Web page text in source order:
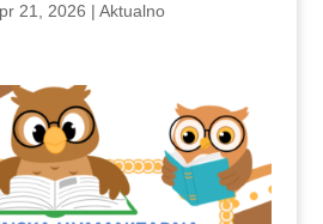
21, 2026 | Aktualno